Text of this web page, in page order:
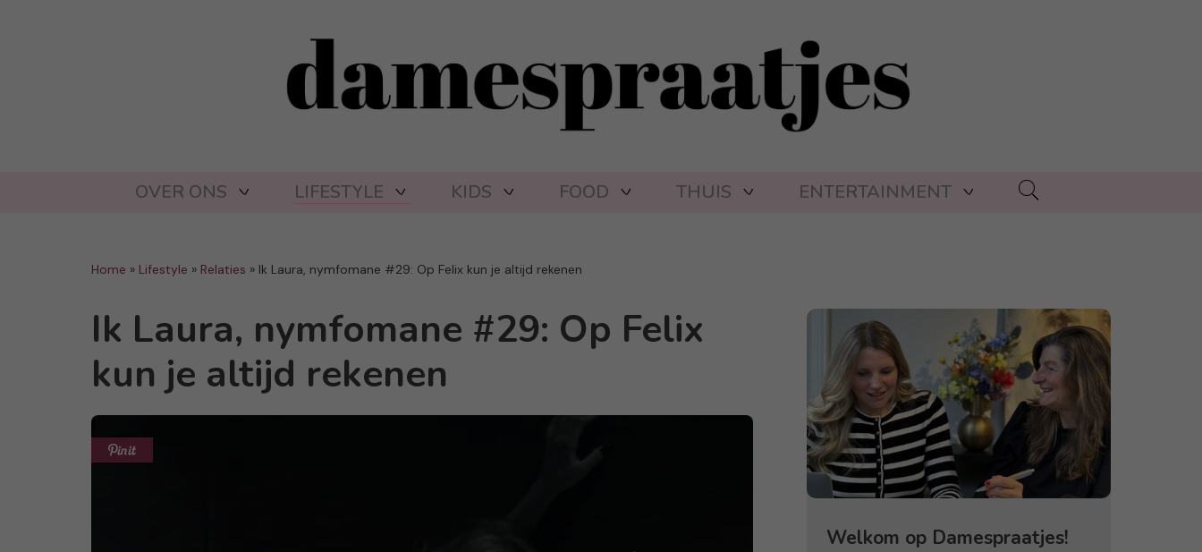
OVER ONS LIFESTYLE KIDS FOOD THUIS ENTERTAINMENT
Home » Lifestyle » Relaties » Ik Laura, nymfomane #29: Op Felix kun je altijd rekenen
Ik Laura, nymfomane #29: Op Felix
kun je altijd rekenen
Welkom op Damespraatjes!